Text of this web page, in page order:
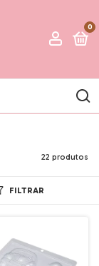
0
22 produtos
FILTRAR